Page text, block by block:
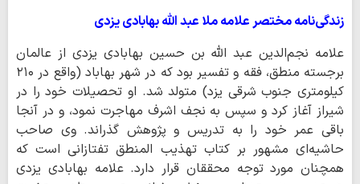
زندگی‌نامه مختصر علامه ملا عبد الله بهابادی یزدی
علامه نجم‌الدین عبد الله بن حسین بهابادی یزدی از عالمان
برجسته منطق، فقه و تفسیر بود که در شهر بهاباد (واقع در ۲۱۰
کیلومتری جنوب شرقی یزد) متولد شد. او تحصیلات خود را در
شیراز آغاز کرد و سپس به نجف اشرف مهاجرت نمود، و در آنجا
باقی عمر خود را به تدریس و پژوهش گذراند. وی صاحب
حاشیه‌ای مشهور بر کتاب تهذیب المنطق تفتازانی است که
همچنان مورد توجه محققان قرار دارد. علامه بهابادی یزدی